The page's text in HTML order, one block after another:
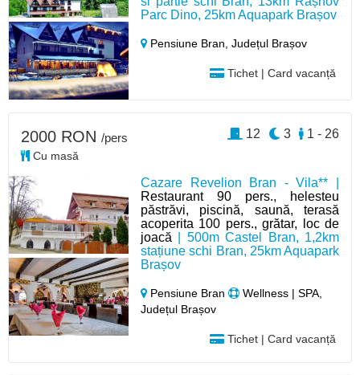
Parc Dino, 25km Aquapark Brașov
Pensiune Bran,Județul Brașov
Tichet | Card vacanță
Cazare Revelion Bran - Vila** |
Restaurant 90 pers., helesteu
păstrăvi, piscină, saună, terasă
acoperita 100 pers., grătar, loc de
joacă | 500m Castel Bran, 1,2km
stațiune schi Bran, 25km Aquapark
Brașov
Pensiune Bran
Wellness | SPA,
Județul Brașov
Tichet | Card vacanță
2000 RON /pers
Cu masă
1 - 26
3
12